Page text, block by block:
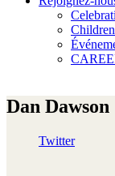
Dan Dawson
Twitter